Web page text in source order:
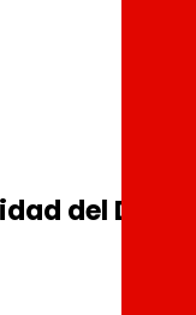
del